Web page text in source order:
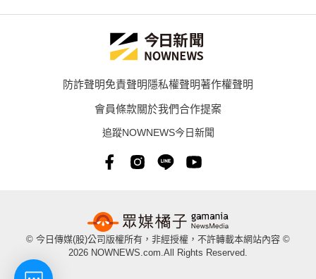
防詐聲明免責聲明隱私權聲明著作權聲明
會員條款關於我們合作提案
追蹤NOWNEWS今日新聞
© 今日傳媒(股)公司版權所有，非經授權，不許轉載本網站內容 ©
2026 NOWNEWS.com.All Rights Reserved.